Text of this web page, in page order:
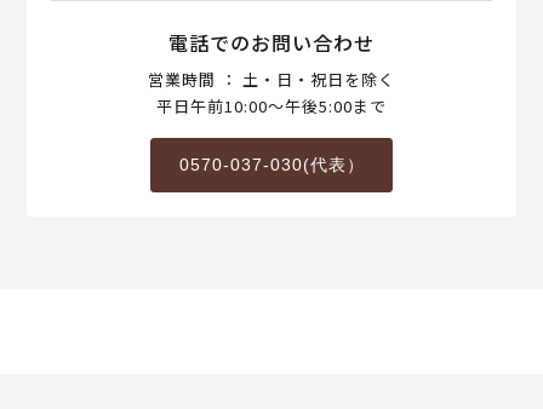
電話でのお問い合わせ
営業時間 ： 土・日・祝日を除く
平日午前10:00～午後5:00まで
0570-037-030(代表）